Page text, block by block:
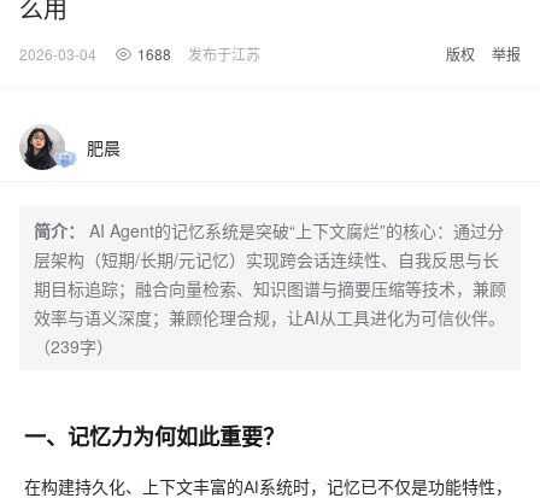
么用
2026-03-04 1688 发布于江苏 版权 举报
肥晨
简介：
AI Agent的记忆系统是突破“上下文腐烂”的核心：通过分
层架构（短期/长期/元记忆）实现跨会话连续性、自我反思与长
期目标追踪；融合向量检索、知识图谱与摘要压缩等技术，兼顾
效率与语义深度；兼顾伦理合规，让AI从工具进化为可信伙伴。
（239字）
一、记忆力为何如此重要？
在构建持久化、上下文丰富的AI系统时，记忆已不仅是功能特性，